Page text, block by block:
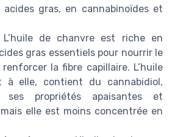
acides gras, en cannabinoïdes et
L’huile de chanvre est riche en
gras essentiels pour nourrir le
la fibre capillaire. L’huile
à elle, contient du cannabidiol,
ses propriétés apaisantes et
elle est moins concentrée en